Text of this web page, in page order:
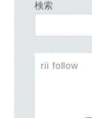
検索
rii follow